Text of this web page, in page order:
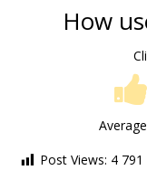
How
Post Views: 4 791